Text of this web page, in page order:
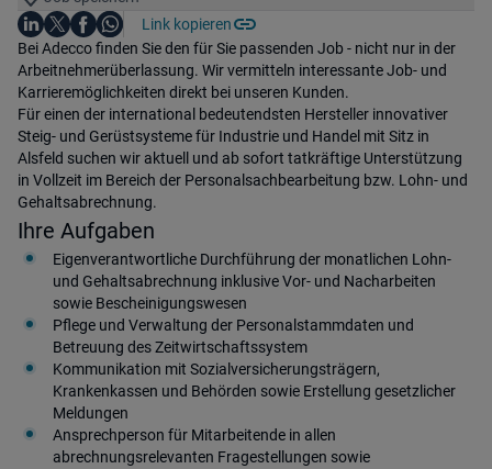
Teile diesen Job
Auf LinkedIn teilen
Auf X teilen
Auf Facebook teilen
Auf WhatsApp teilen
Link kopieren
Einleitung
Bei Adecco finden Sie den für Sie passenden Job - nicht nur in der
Arbeitnehmerüberlassung. Wir vermitteln interessante Job- und
Karrieremöglichkeiten direkt bei unseren Kunden.
Für einen der international bedeutendsten Hersteller innovativer
Steig- und Gerüstsysteme für Industrie und Handel mit Sitz in
Alsfeld suchen wir aktuell und ab sofort tatkräftige Unterstützung
in Vollzeit im Bereich der Personalsachbearbeitung bzw. Lohn- und
Gehaltsabrechnung.
Ihre Aufgaben
Eigenverantwortliche Durchführung der monatlichen Lohn-
und Gehaltsabrechnung inklusive Vor- und Nacharbeiten
sowie Bescheinigungswesen
Pflege und Verwaltung der Personalstammdaten und
Betreuung des Zeitwirtschaftssystem
Kommunikation mit Sozialversicherungsträgern,
Krankenkassen und Behörden sowie Erstellung gesetzlicher
Meldungen
Ansprechperson für Mitarbeitende in allen
abrechnungsrelevanten Fragestellungen sowie